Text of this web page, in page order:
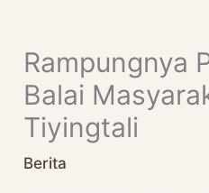
ContentRampungnya
Balai
Tiyingtali
Berita
A
R
C
H